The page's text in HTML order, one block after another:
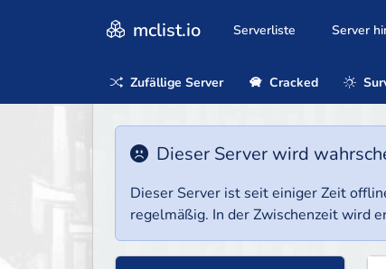
mclist.io Serverliste Server
Zufällige Server Cracked
Dieser Server wird
Dieser Server ist seit einiger Zeit
regelmäßig. In der Zwischenzeit wird